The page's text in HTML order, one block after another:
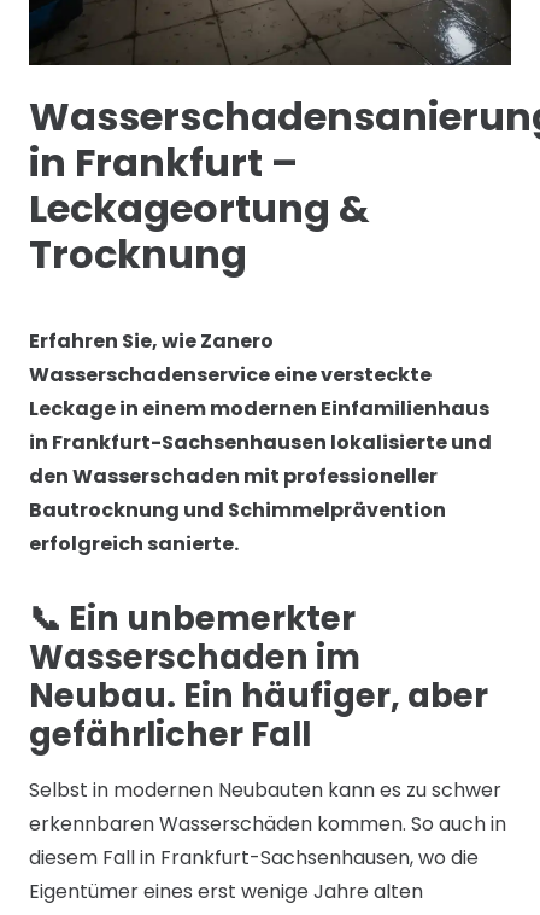
in Frankfurt –
Leckageortung &
Trocknung
Erfahren Sie, wie Zanero
Wasserschadenservice eine versteckte
Leckage in einem modernen Einfamilienhaus
in Frankfurt-Sachsenhausen lokalisierte und
den Wasserschaden mit professioneller
Bautrocknung und Schimmelprävention
erfolgreich sanierte.
📞 Ein unbemerkter
Wasserschaden im
Neubau. Ein häufiger, aber
gefährlicher Fall
Selbst in modernen Neubauten kann es zu schwer
erkennbaren Wasserschäden kommen. So auch in
diesem Fall in Frankfurt-Sachsenhausen, wo die
Eigentümer eines erst wenige Jahre alten